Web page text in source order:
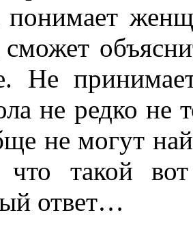
Не
не редко не
не могут
такой вот
ответ…